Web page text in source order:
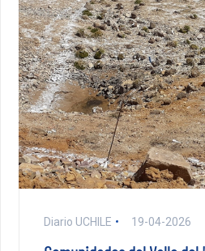
Diario UCHILE 19-04-2026